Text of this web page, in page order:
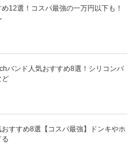
12選！コスパ最強の一万円以下も！
バンド人気おすすめ8選！シリコンバ
ど
すすめ8選【コスパ最強】ドンキやホ
る